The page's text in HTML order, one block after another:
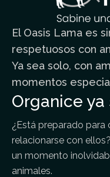
El Oasis Lama es
respetuosos con
Ya sea solo, con
momentos
Organice ya
¿Está preparado para
relacionarse con
un momento
animales.